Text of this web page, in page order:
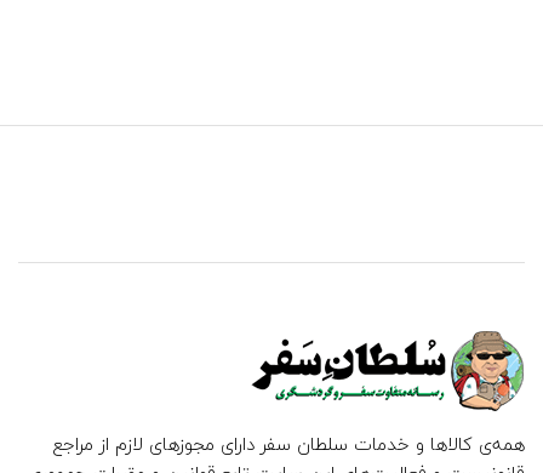
همه‌ی کالاها و خدمات سلطان سفر دارای مجوزهای لازم از مراجع